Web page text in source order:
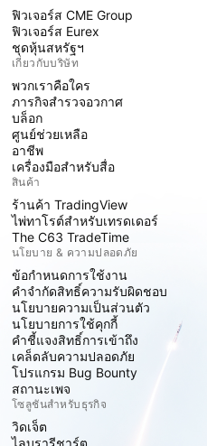
ฟิวเจอร์ส CME Group
ฟิวเจอร์ส Eurex
ชุดหุ้นสหรัฐฯ
เกี่ยวกับบริษัท
พวกเราคือใคร
ภารกิจสำรวจอวกาศ
บล็อก
ศูนย์ช่วยเหลือ
อาชีพ
เครื่องมือสำหรับสื่อ
สินค้า
ร้านค้า TradingView
ไพ่ทาโรต์สำหรับเทรดเดอร์
The C63 TradeTime
นโยบาย & ความปลอดภัย
ข้อกำหนดการใช้งาน
คำจำกัดสิทธิ์ความรับผิดชอบ
นโยบายความเป็นส่วนตัว
นโยบายการใช้คุกกี้
คำชี้แจงสิทธิ์การเข้าถึง
เคล็ดลับความปลอดภัย
โปรแกรม Bug Bounty
สถานะเพจ
โซลูชันสำหรับธุรกิจ
วิดเจ็ต
ไลบรารีชาร์ต